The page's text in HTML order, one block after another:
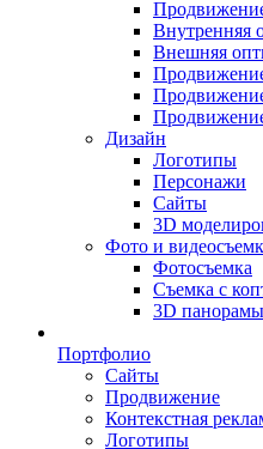
Внутренняя
Внешняя
Дизайн
Логотипы
Персонажи
Сайты
3D
Фото и
Фотосъемка
Съемка с
3D
Портфолио
Сайты
Продвижение
Контекстная
Логотипы